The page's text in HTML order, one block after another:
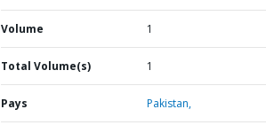
Volume 1
Total Volume(s) 1
Pays Pakistan,